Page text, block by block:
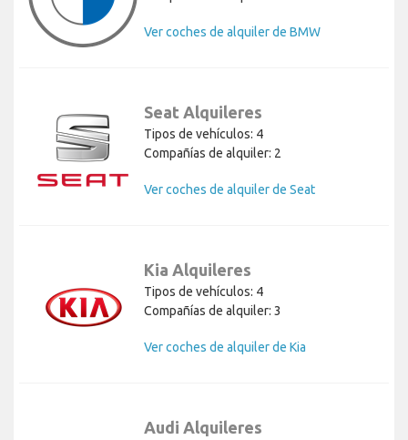
Ver coches de alquiler de BMW
Seat Alquileres
Tipos de vehículos: 4
Compañías de alquiler: 2
Ver coches de alquiler de Seat
Kia Alquileres
Tipos de vehículos: 4
Compañías de alquiler: 3
Ver coches de alquiler de Kia
Audi Alquileres